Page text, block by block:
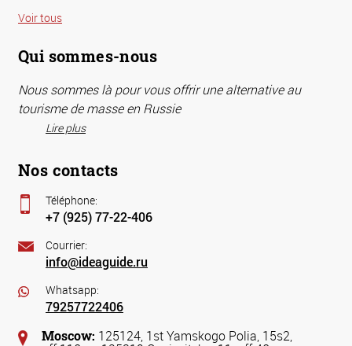
Voir tous
Qui sommes-nous
Nous sommes là pour vous offrir une alternative au
tourisme de masse en Russie
Lire plus
Nos contacts
Téléphone:
+7 (925) 77-22-406
Courrier:
info@ideaguide.ru
Whatsapp:
79257722406
Moscow: 125124, 1st Yamskogo Polia, 15s2,